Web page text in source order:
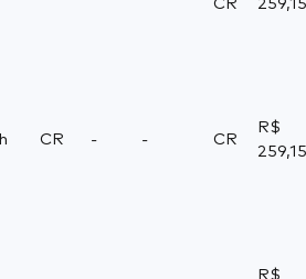
CR
259,15
CR - - CR
R$
259,15
R$